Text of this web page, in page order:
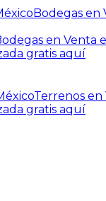
Bodegas en
en Venta
gratis aquí
Terrenos en
gratis aquí